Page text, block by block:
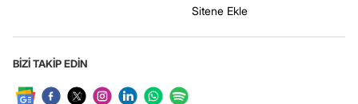
Sitene Ekle
BİZİ TAKİP EDİN